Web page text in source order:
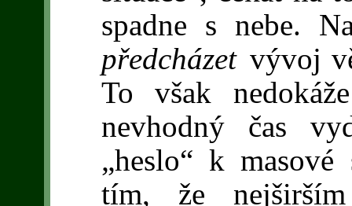
spadne s nebe.
předcházet vývoj
To však
nevhodný čas
„heslo“ k masové
tím, že nejširším